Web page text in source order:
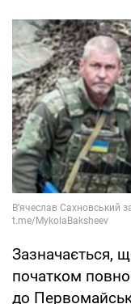
Зазначається,
початком
до